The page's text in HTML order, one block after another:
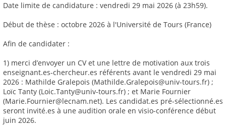
Date limite de candidature : vendredi 29 mai 2026 (à 23h59).
Début de thèse : octobre 2026 à l'Université de Tours (France)
Afin de candidater :
1) merci d’envoyer un CV et une lettre de motivation aux trois
enseignant.es-chercheur.es référents avant le vendredi 29 mai
2026 : Mathilde Gralepois (Mathilde.Gralepois@univ-tours.fr) ;
Loïc Tanty (Loic.Tanty@univ-tours.fr) ; et Marie Fournier
(Marie.Fournier@lecnam.net). Les candidat.es pré-sélectionné.es
seront invité.es à une audition orale en visio-conférence début
juin 2026.